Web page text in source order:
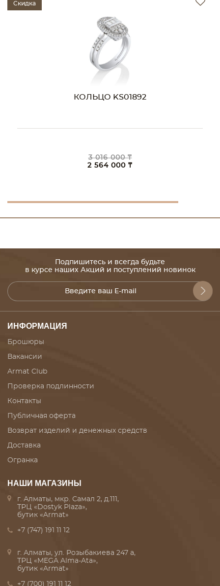
Скидка
КОЛЬЦО KS01892
3 016 000 ₸
2 564 000 ₸
Подпишитесь и всегда будьте
в курсе наших Акций и поступлений новинок
ИНФОРМАЦИЯ
Брошюры
Вакансии
Armat Club
Проверка подлинности
Контакты
Публичная оферта
Возврат изделий и денежных средств
Доставка
Огранка
НАШИ МАГАЗИНЫ
г. Алматы, мкр. Самал 2, д.111,
ТРЦ «Dostyk Plaza»,
бутик «Armat»
+7 (747) 191 11 12
г. Алматы, ул. Розыбакиева 247 а,
ТРЦ «MEGA Alma-Ata»,
бутик «Armat»
+7 (700) 191 11 12